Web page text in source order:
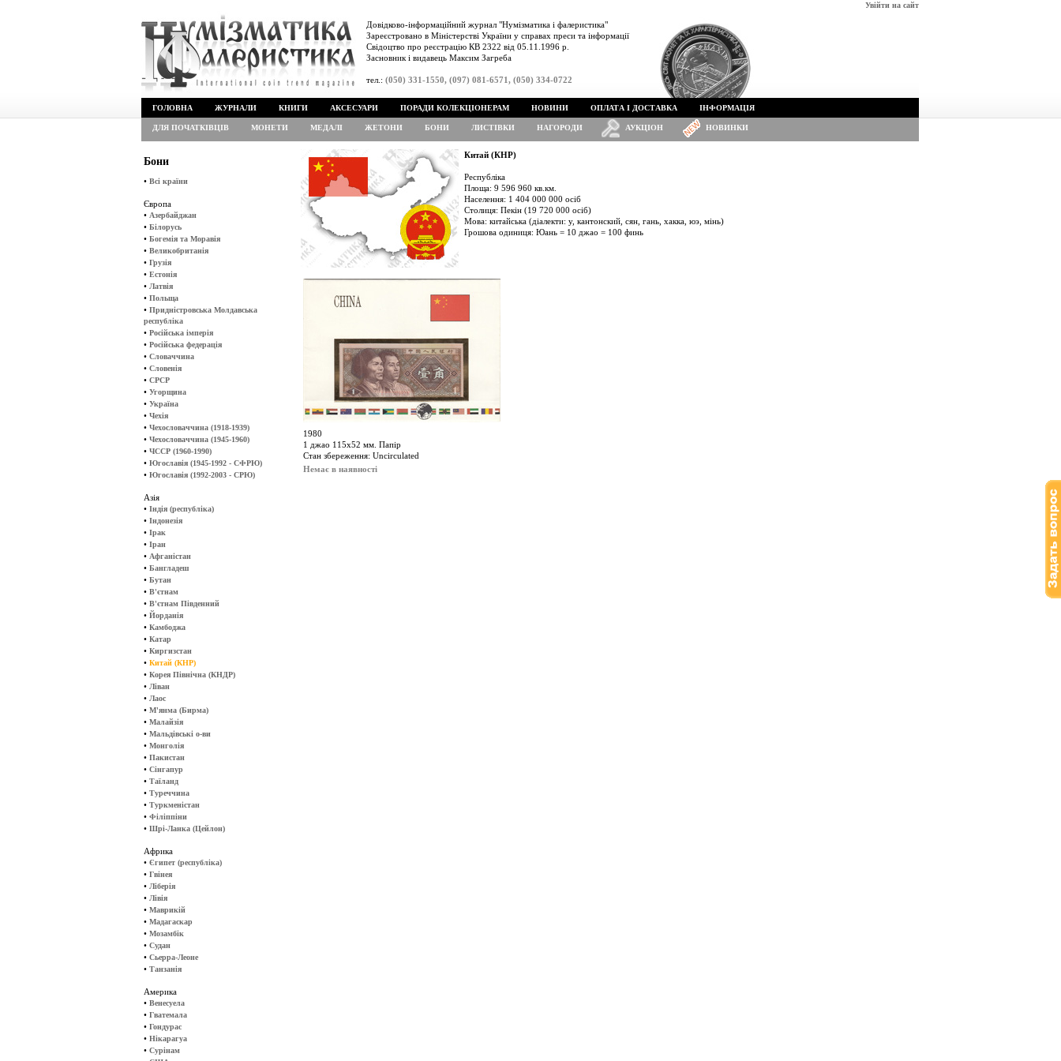
Увійти на сайт
Довідково-інформаційний журнал "Нумізматика і фалеристика"
Зареєстровано в Міністерстві України у справах преси та інформації
Свідоцтво про реєстрацію КВ 2322 від 05.11.1996 р.
Засновник і видавець Максим Загреба
тел.: (050) 331-1550, (097) 081-6571, (050) 334-0722
ГОЛОВНА ЖУРНАЛИ КНИГИ АКСЕСУАРИ ПОРАДИ КОЛЕКЦІОНЕРАМ НОВИНИ ОПЛАТА І ДОСТАВКА ІНФОРМАЦІЯ
ДЛЯ ПОЧАТКІВЦІВ МОНЕТИ МЕДАЛІ ЖЕТОНИ БОНИ ЛИСТІВКИ НАГОРОДИ АУКЦІОН НОВИНКИ
Бони
• Всі країни
Європа
• Азербайджан
• Білорусь
• Богемія та Моравія
• Великобританія
• Грузія
• Естонія
• Латвія
• Польща
• Придністровська Молдавська
республіка
• Російська імперія
• Російська федерація
• Словаччина
• Словенія
• СРСР
• Угорщина
• Україна
• Чехія
• Чехословаччина (1918-1939)
• Чехословаччина (1945-1960)
• ЧССР (1960-1990)
• Югославія (1945-1992 - СФРЮ)
• Югославія (1992-2003 - СРЮ)
Азія
• Індія (республіка)
• Індонезія
• Ірак
• Іран
• Афганістан
• Бангладеш
• Бутан
• В'єтнам
• В'єтнам Південний
• Йорданія
• Камбоджа
• Катар
• Киргизстан
• Китай (КНР)
• Корея Північна (КНДР)
• Ліван
• Лаос
• М'янма (Бирма)
• Малайзія
• Мальдівські о-ви
• Монголія
• Пакистан
• Сінгапур
• Таїланд
• Туреччина
• Туркменістан
• Філіппіни
• Шрі-Ланка (Цейлон)
Африка
• Єгипет (республіка)
• Гвінея
• Ліберія
• Лівія
• Маврикій
• Мадагаскар
• Мозамбік
• Судан
• Сьерра-Леоне
• Танзанія
Америка
• Венесуела
• Гватемала
• Гондурас
• Нікарагуа
• Сурінам
Китай (КНР)
Республіка
Площа: 9 596 960 кв.км.
Населення: 1 404 000 000 осіб
Столиця: Пекін (19 720 000 осіб)
Мова: китайська (діалекти: у, кантонский, сян, гань, хакка, юэ, мінь)
Грошова одиниця: Юань = 10 джао = 100 финь
1980
1 джао 115х52 мм. Папір
Стан збереження: Uncirculated
Немає в наявності